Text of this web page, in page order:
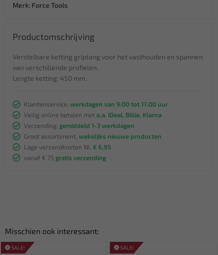
Merk: Force Tools
Productomschrijving
Verstelbare ketting griptang voor het vasthouden en spannen
van verschillende profielen.
Lengte ketting: 450 mm.
Klantenservice, werkdagen van 9:00 tot 17:00 uur
Veilig online betalen met o.a. iDeal, Billie, Klarna
Verzending: gemiddeld 1-3 werkdagen
Groot assortiment, wekelijks nieuwe producten
Lage verzendkosten NL € 6,95
vanaf € 75 gratis verzending
Misschien ook interessant:
SALE! SALE!